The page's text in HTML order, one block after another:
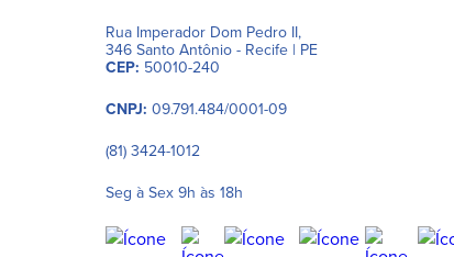
Rua Imperador Dom Pedro II,
346 Santo Antônio - Recife | PE
CEP: 50010-240
CNPJ: 09.791.484/0001-09
(81) 3424-1012
Seg à Sex 9h às 18h